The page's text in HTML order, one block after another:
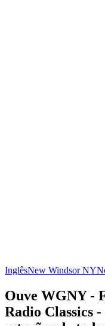
InglêsNew Windsor NY
Ouve WGNY -
Radio Classics